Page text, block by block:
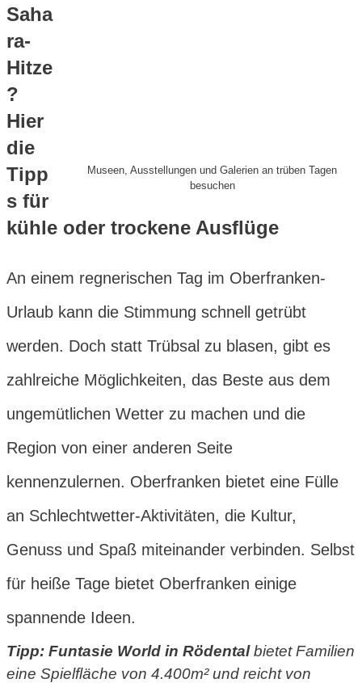
Museen, Ausstellungen und Galerien an trüben Tagen
besuchen
Saha
ra-
Hitze
?
Hier
die
Tipp
s für
kühle oder trockene Ausflüge
An einem regnerischen Tag im Oberfranken-
Urlaub kann die Stimmung schnell getrübt
werden. Doch statt Trübsal zu blasen, gibt es
zahlreiche Möglichkeiten, das Beste aus dem
ungemütlichen Wetter zu machen und die
Region von einer anderen Seite
kennenzulernen. Oberfranken bietet eine Fülle
an Schlechtwetter-Aktivitäten, die Kultur,
Genuss und Spaß miteinander verbinden. Selbst
für heiße Tage bietet Oberfranken einige
spannende Ideen.
Tipp: Funtasie World in Rödentalbietet Familien
eine Spielfläche von 4.400m² und reicht von